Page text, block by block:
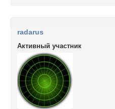
radarus
Активный участник